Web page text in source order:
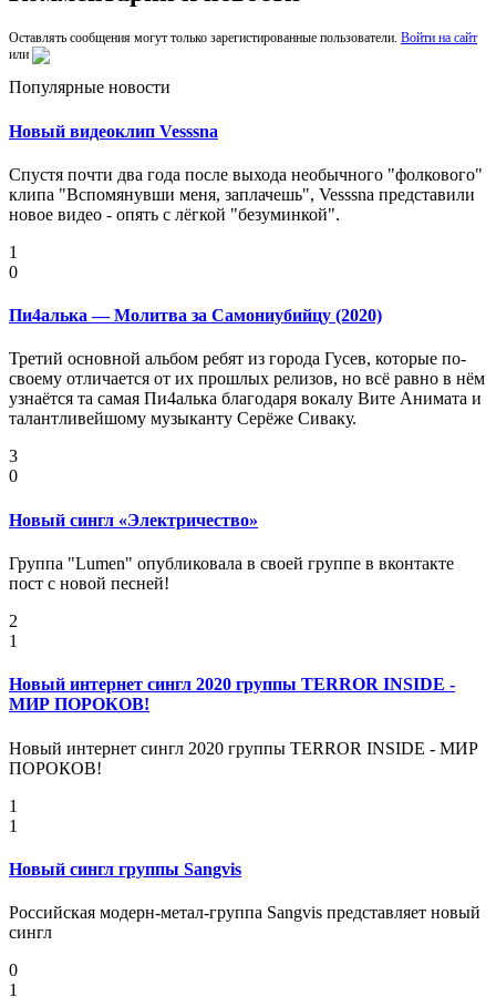
Оставлять сообщения могут только зарегистированные пользователи. Войти на сайт
или
Популярные новости
Новый видеоклип Vesssna
Спустя почти два года после выхода необычного "фолкового"
клипа "Вспомянувши меня, заплачешь", Vesssna представили
новое видео - опять с лёгкой "безуминкой".
1
0
Пи4алька — Молитва за Самониубийцу (2020)
Третий основной альбом ребят из города Гусев, которые по-
своему отличается от их прошлых релизов, но всё равно в нём
узнаётся та самая Пи4алька благодаря вокалу Вите Анимата и
талантливейшому музыканту Серёже Сиваку.
3
0
Новый сингл «Электричество»
Группа "Lumen" опубликовала в своей группе в вконтакте
пост с новой песней!
2
1
Новый интернет сингл 2020 группы TERROR INSIDE -
МИР ПОРОКОВ!
Новый интернет сингл 2020 группы TERROR INSIDE - МИР
ПОРОКОВ!
1
1
Новый сингл группы Sangvis
Российская модерн-метал-группа Sangvis представляет новый
сингл
0
1